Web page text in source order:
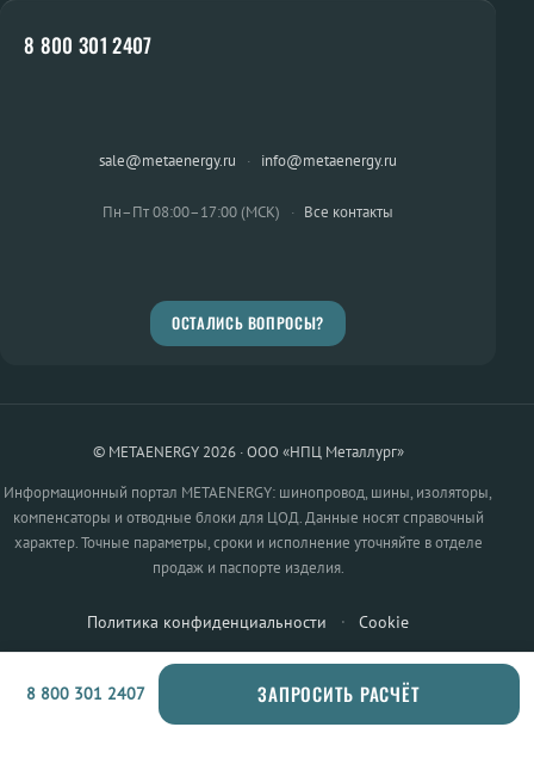
8 800 301 2407
sale@metaenergy.ru · info@metaenergy.ru
Пн–Пт 08:00–17:00 (МСК) · Все контакты
ОСТАЛИСЬ ВОПРОСЫ?
© METAENERGY 2026 · ООО «НПЦ Металлург»
Информационный портал METAENERGY: шинопровод, шины, изоляторы,
компенсаторы и отводные блоки для ЦОД. Данные носят справочный
характер. Точные параметры, сроки и исполнение уточняйте в отделе
продаж и паспорте изделия.
Политика конфиденциальности · Cookie
8 800 301 2407 ЗАПРОСИТЬ РАСЧЁТ